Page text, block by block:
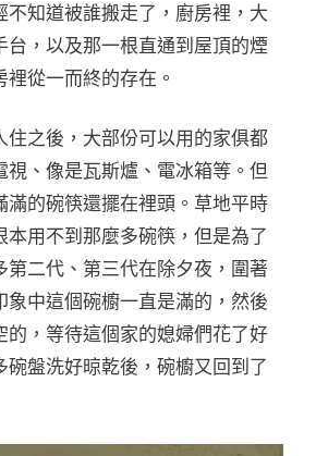
不知道被誰搬走了，廚房裡，大
台，以及那一根直通到屋頂的煙
從一而終的存在。
住之後，大部份可以用的家俱都
視、像是瓦斯爐、電冰箱等。但
滿的碗筷還擺在裡頭。草地平時
本用不到那麼多碗筷，但是為了
第二代、第三代在除夕夜，圍著
象中這個碗櫥一直是滿的，然後
的，等待這個家的媳婦們花了好
碗盤洗好晾乾後，碗櫥又回到了